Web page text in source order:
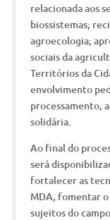
relacionada aos
biossistemas;
agroecologia;
sociais da
Territórios da
envolvimento
processamento,
solidária.
Ao final do
será
fortalecer as
MDA, fomentar o
sujeitos do